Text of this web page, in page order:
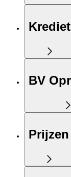
Krediet
BV
Prijzen